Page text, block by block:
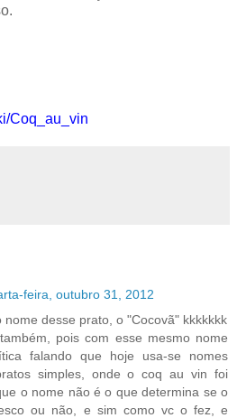
Coq_au_vin
feira, outubro 31, 2012
nome desse prato, o "Cocovã" kkkkkkk
pois com esse mesmo nome
falando que hoje usa-se nomes
simples, onde o coq au vin foi
o nome não é o que determina se o
ou não, e sim como vc o fez, e